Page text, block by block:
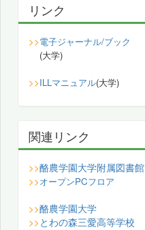
リンク
>>電子ジャーナル/ブック
(大学)
>>ILLマニュアル(大学)
関連リンク
>>酪農学園大学附属図書館
>>オープンPCフロア
>>酪農学園大学
>> とわの森三愛高等学校